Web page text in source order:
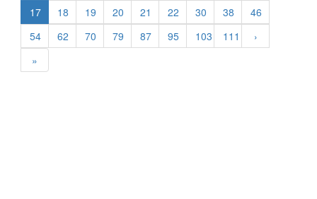
17
18 19 20 21 22 30 38
46
54
62 70 79 87 95 103 111
›
»